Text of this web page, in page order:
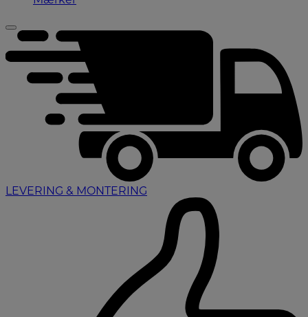
LEVERING & MONTERING